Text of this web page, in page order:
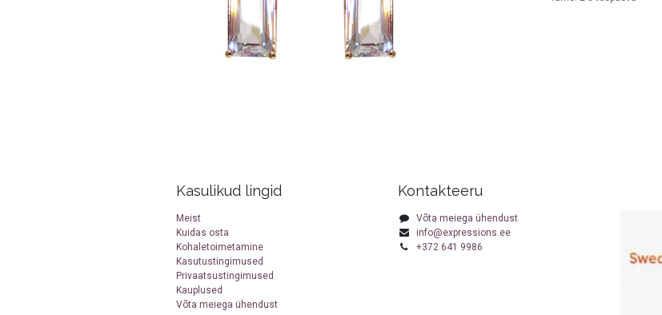
Kontakteeru
Võta meiega ühendust
info@expressions.ee
+372 641 9986
Kasulikud lingid
Meist
Kuidas osta
Kohaletoimetamine
Kasutustingimused
Privaatsustingimused
Kauplused
Võta meiega ühendust